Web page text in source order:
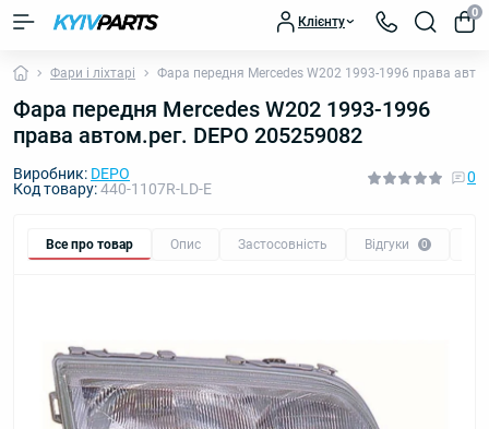
Клієнту
0
Фари і ліхтарі Фара передня Mercedes W202 1993-1996 права
Фара передня Mercedes W202 1993-1996
права автом.рег. DEPO 205259082
Виробник: DEPO
Код товару:440-1107R-LD-E
0
Все про товар Опис Застосовність Відгуки 0